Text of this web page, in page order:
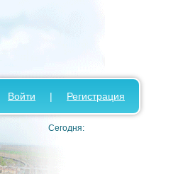
Войти | Регистрация
Сегодня: